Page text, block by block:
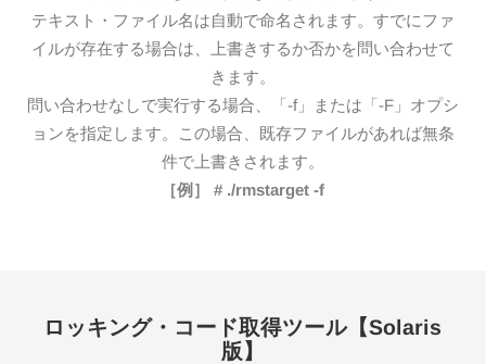
テキスト・ファイル名は自動で命名されます。すでにファ
イルが存在する場合は、上書きするか否かを問い合わせて
きます。
問い合わせなしで実行する場合、「-f」または「-F」オプシ
ョンを指定します。この場合、既存ファイルがあれば無条
件で上書きされます。
［例］ # ./rmstarget -f
ロッキング・コード取得ツール【Solaris
版】